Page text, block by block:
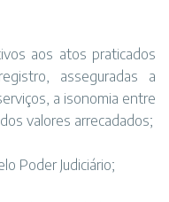
aos atos praticados
asseguradas a
a isonomia entre
valores arrecadados;
Poder Judiciário;